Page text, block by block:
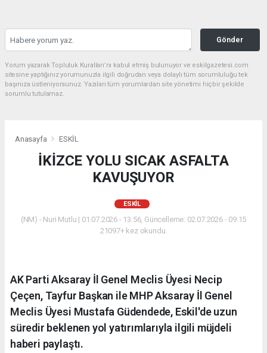
Gönder
Yorum yazarak Topluluk Kuralları’nı kabul etmiş bulunuyor ve eskilgazetesi.com
sitesine yaptığınız yorumunuzla ilgili doğrudan veya dolaylı tüm sorumluluğu tek
başınıza üstleniyorsunuz. Yazılan tüm yorumlardan site yönetimi hiçbir şekilde
sorumlu tutulamaz.
Anasayfa ESKİL
İKİZCE YOLU SICAK ASFALTA
KAVUŞUYOR
ESKİL
(NM) - Nuri Mutlu | 01.07.2026 - 13:56, Güncelleme: 02.07.2026 - 09:15
21097+ kez okundu.
AK Parti Aksaray İl Genel Meclis Üyesi Necip
Çeçen, Tayfur Başkan ile MHP Aksaray İl Genel
Meclis Üyesi Mustafa Güdendede, Eskil'de uzun
süredir beklenen yol yatırımlarıyla ilgili müjdeli
haberi paylaştı.